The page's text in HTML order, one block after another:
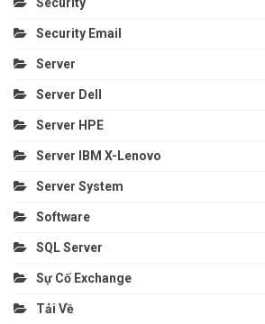
Security Email
Server
Server Dell
Server HPE
Server IBM X-Lenovo
Server System
Software
SQL Server
Sự Cố Exchange
Tải Về